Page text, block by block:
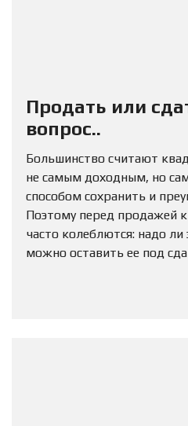
Продать или
вопрос..
Большинство считают
не самым доходным, но
способом сохранить и
Поэтому перед продажей
часто колеблются: надо ли
можно оставить ее под